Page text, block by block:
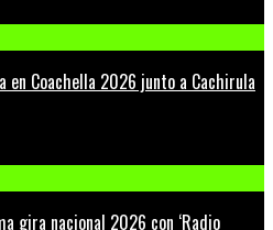
Coachella 2026 junto a Cachirula
gira nacional 2026 con ‘Radio